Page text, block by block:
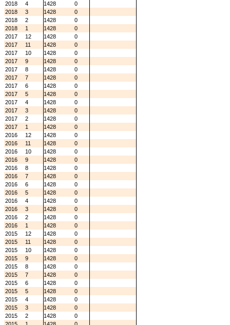
2018
4 1428
0
2018
3 1428
0
2018
2 1428
0
2018
1 1428
0
2017
12 1428
0
2017
11 1428
0
2017
10 1428
0
2017
9 1428
0
2017
8 1428
0
2017
7 1428
0
2017
6 1428
0
2017
5 1428
0
2017
4 1428
0
2017
3 1428
0
2017
2 1428
0
2017
1 1428
0
2016
12 1428
0
2016
11 1428
0
2016
10 1428
0
2016
9 1428
0
2016
8 1428
0
2016
7 1428
0
2016
6 1428
0
2016
5 1428
0
2016
4 1428
0
2016
3 1428
0
2016
2 1428
0
2016
1 1428
0
2015
12 1428
0
2015
11 1428
0
2015
10 1428
0
2015
9 1428
0
2015
8 1428
0
2015
7 1428
0
2015
6 1428
0
2015
5 1428
0
2015
4 1428
0
2015
3 1428
0
2015
2 1428
0